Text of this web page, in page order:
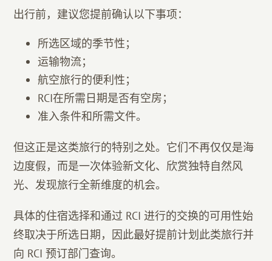
出行前，建议您提前确认以下事项：
所选区域的季节性；
运输物流；
航空旅行的便利性；
RCI在所需日期是否有空房；
准入条件和所需文件。
但这正是这类旅行的特别之处。它们不再仅仅是海
边度假，而是一次体验新文化、欣赏独特自然风
光、发现旅行全新维度的机会。
具体的住宿选择和通过 RCI 进行的交换的可用性始
终取决于所选日期，因此最好提前计划此类旅行并
向 RCI 预订部门查询。